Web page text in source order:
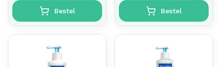
Bestel Bestel